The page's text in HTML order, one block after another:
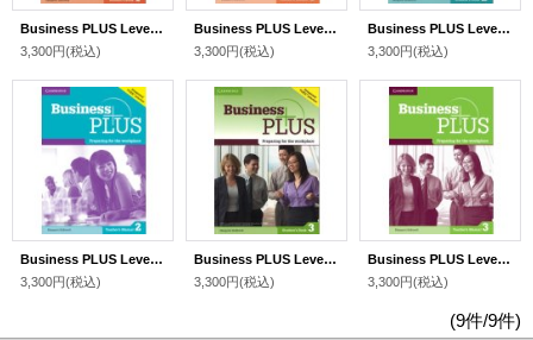
Business PLUS Level 1 Student's Book
3,300円(税込)
Business PLUS Level 1 Teacher's Manual
3,300円(税込)
Business PLUS Level 2 Student's Book
3,300円(税込)
Business PLUS Level 2 Teacher's Manual
3,300円(税込)
Business PLUS Level 3 Student's Book
3,300円(税込)
Business PLUS Level 3 Teacher's Manual
3,300円(税込)
(9件/9件)